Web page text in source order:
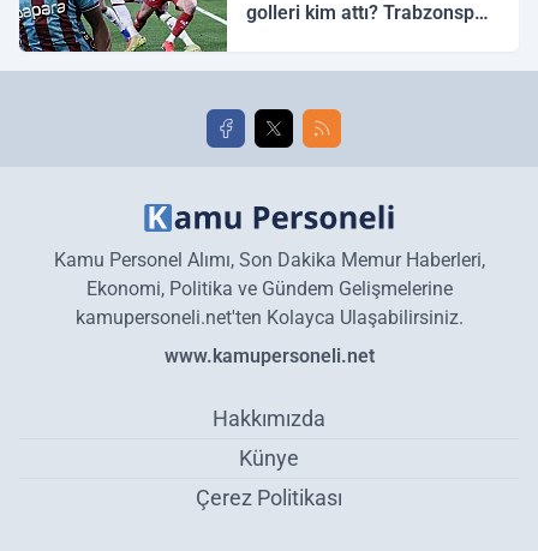
golleri kim attı? Trabzonspor
golleri!
Kamu Personel Alımı, Son Dakika Memur Haberleri,
Ekonomi, Politika ve Gündem Gelişmelerine
kamupersoneli.net'ten Kolayca Ulaşabilirsiniz.
www.kamupersoneli.net
Hakkımızda
Künye
Çerez Politikası